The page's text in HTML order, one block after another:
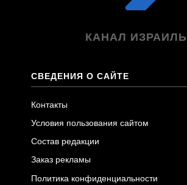
КАНАЛ ИЗРАИЛЬ
СВЕДЕНИЯ О САЙТЕ
Контакты
Условия пользования сайтом
Состав редакции
Заказ рекламы
Политика конфиденциальности